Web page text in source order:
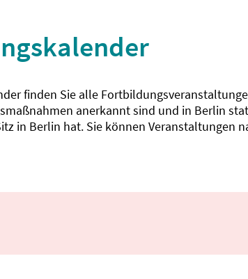
finden Sie alle
anerkannt sind und in Berlin
in Berlin hat. Sie können Veranstaltungen